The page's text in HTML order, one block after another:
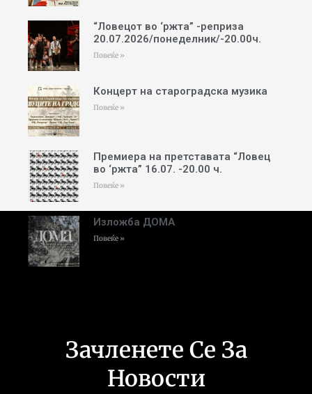
“Ловецот во ‘ржта” -реприза
20.07.2026/понеделник/-20.00ч.
Повеќе »
Концерт на староградска музика
Повеќе »
Премиера на претставата “Ловец
во ‘ржта” 16.07. -20.00 ч.
Повеќе »
Изложба ДОМА
Повеќе »
Зачленете Се За
Новости